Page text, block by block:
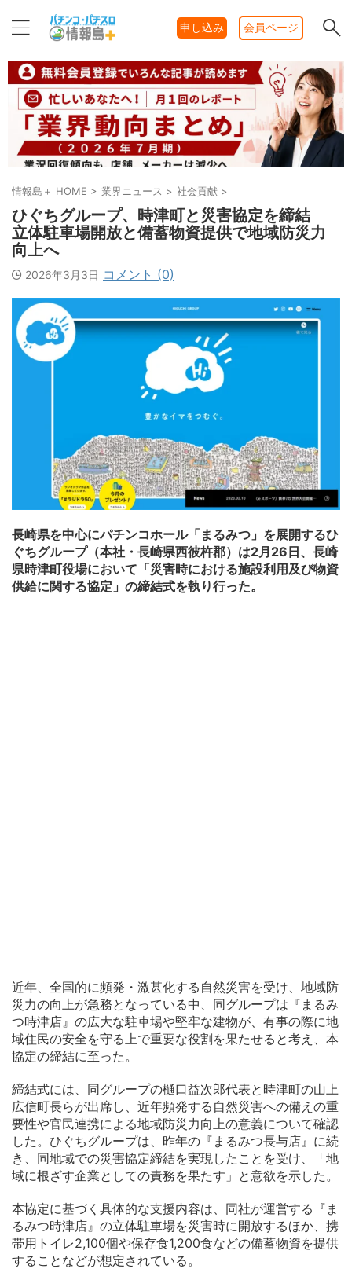
申し込み 会員ページ
情報島＋ HOME > 業界ニュース > 社会貢献 >
ひぐちグループ、時津町と災害協定を締結
立体駐車場開放と備蓄物資提供で地域防災力
向上へ
2026年3月3日 コメント (0)
長崎県を中心にパチンコホール「まるみつ」を展開するひ
ぐちグループ（本社・長崎県西彼杵郡）は2月26日、長崎
県時津町役場において「災害時における施設利用及び物資
供給に関する協定」の締結式を執り行った。
近年、全国的に頻発・激甚化する自然災害を受け、地域防
災力の向上が急務となっている中、同グループは『まるみ
つ時津店』の広大な駐車場や堅牢な建物が、有事の際に地
域住民の安全を守る上で重要な役割を果たせると考え、本
協定の締結に至った。
締結式には、同グループの樋口益次郎代表と時津町の山上
広信町長らが出席し、近年頻発する自然災害への備えの重
要性や官民連携による地域防災力向上の意義について確認
した。ひぐちグループは、昨年の『まるみつ長与店』に続
き、同地域での災害協定締結を実現したことを受け、「地
域に根ざす企業としての責務を果たす」と意欲を示した。
本協定に基づく具体的な支援内容は、同社が運営する『ま
るみつ時津店』の立体駐車場を災害時に開放するほか、携
帯用トイレ2,100個や保存食1,200食などの備蓄物資を提供
することなどが想定されている。